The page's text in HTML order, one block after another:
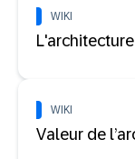
WIKI
WIKI
Valeur de